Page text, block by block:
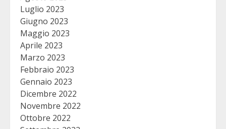
Luglio 2023
Giugno 2023
Maggio 2023
Aprile 2023
Marzo 2023
Febbraio 2023
Gennaio 2023
Dicembre 2022
Novembre 2022
Ottobre 2022